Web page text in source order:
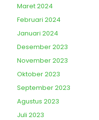
Maret 2024
Februari 2024
Januari 2024
Desember 2023
November 2023
Oktober 2023
September 2023
Agustus 2023
Juli 2023